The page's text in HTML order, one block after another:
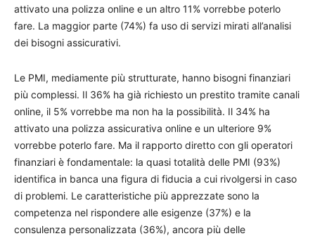
attivato una polizza online e un altro 11% vorrebbe poterlo
fare. La maggior parte (74%) fa uso di servizi mirati all’analisi
dei bisogni assicurativi.
Le PMI, mediamente più strutturate, hanno bisogni finanziari
più complessi. Il 36% ha già richiesto un prestito tramite canali
online, il 5% vorrebbe ma non ha la possibilità. Il 34% ha
attivato una polizza assicurativa online e un ulteriore 9%
vorrebbe poterlo fare. Ma il rapporto diretto con gli operatori
finanziari è fondamentale: la quasi totalità delle PMI (93%)
identifica in banca una figura di fiducia a cui rivolgersi in caso
di problemi. Le caratteristiche più apprezzate sono la
competenza nel rispondere alle esigenze (37%) e la
consulenza personalizzata (36%), ancora più delle